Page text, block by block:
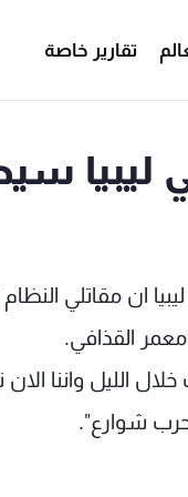
تقارير خاصة
ليبيا
ان مقاتلي النظام
القذافي.
الليل واننا الان
شوارع".